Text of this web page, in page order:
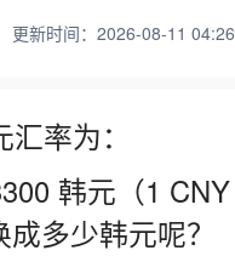
更新时间：2026-08-11
率为：
韩元（1
多少韩元呢？